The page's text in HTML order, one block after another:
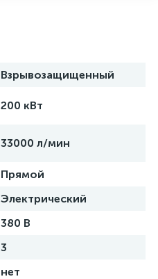
Взрывозащищенный
200 кВт
33000 л/мин
Прямой
Электрический
380 В
3
нет